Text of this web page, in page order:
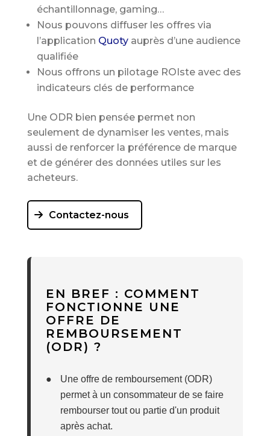
échantillonnage, gaming…
Nous pouvons diffuser les offres via
l’application Quotyauprès d’une audience
qualifiée
Nous offrons un pilotage ROIste avec des
indicateurs clés de performance
Une ODR bien pensée permet non
seulement de dynamiser les ventes, mais
aussi de renforcer la préférence de marque
et de générer des données utiles sur les
acheteurs.
Contactez-nous
EN BREF : COMMENT
FONCTIONNE UNE
OFFRE DE
REMBOURSEMENT
(ODR) ?
●
Une offre de remboursement (ODR)
permet à un consommateur de se faire
rembourser tout ou partie d'un produit
après achat.